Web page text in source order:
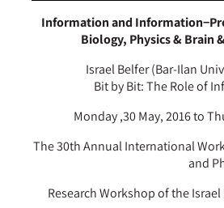
Information and
Biology, Physics & Brain
Israel Belfer (Bar-Ilan
Bit by Bit: The Role of
Monday ,30 May, 2016 to
The 30th Annual International
and
Research Workshop of the